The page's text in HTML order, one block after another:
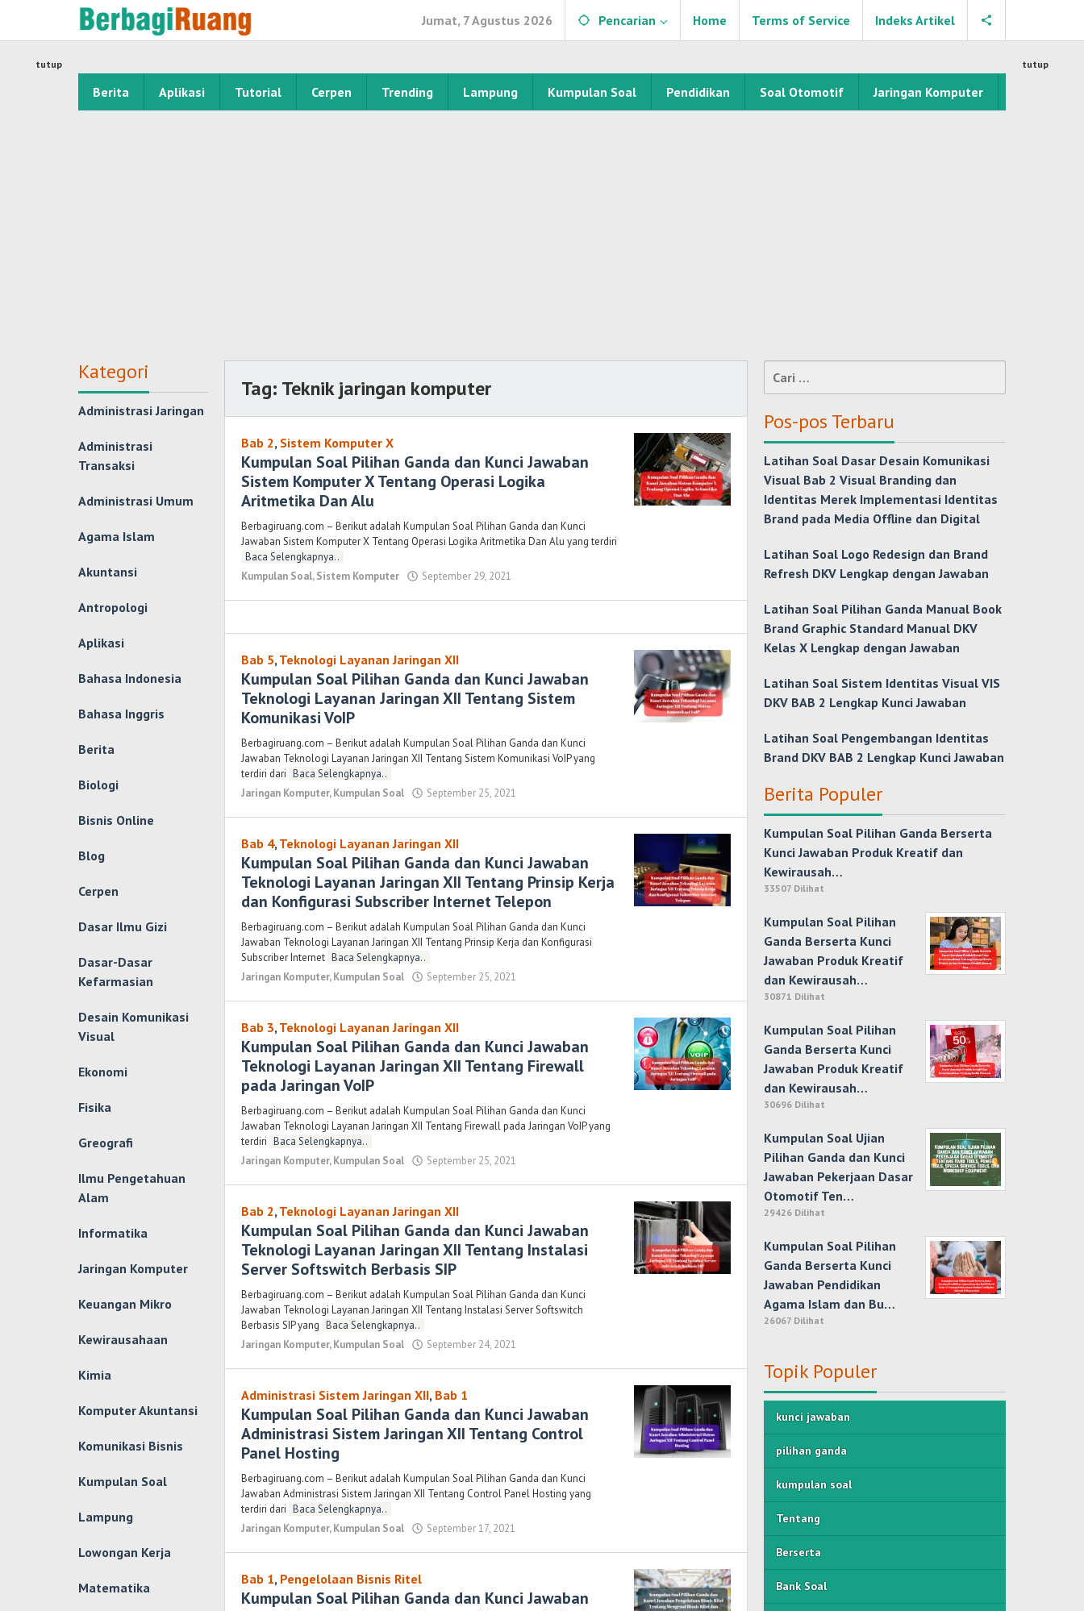
Jumat, 7 Agustus 2026 Pencarian Home Terms of Service Indeks Artikel
Berita Aplikasi Tutorial Cerpen Trending Lampung Kumpulan Soal Pendidikan Soal Otomotif Jaringan Komputer
tutup tutup
Kategori
Administrasi Jaringan
Administrasi
Transaksi
Administrasi Umum
Agama Islam
Akuntansi
Antropologi
Aplikasi
Bahasa Indonesia
Bahasa Inggris
Berita
Biologi
Bisnis Online
Blog
Cerpen
Dasar Ilmu Gizi
Dasar-Dasar
Kefarmasian
Desain Komunikasi
Visual
Ekonomi
Fisika
Greografi
Ilmu Pengetahuan
Alam
Informatika
Jaringan Komputer
Keuangan Mikro
Kewirausahaan
Kimia
Komputer Akuntansi
Komunikasi Bisnis
Kumpulan Soal
Lampung
Lowongan Kerja
Matematika
Tag: Teknik jaringan komputer
Bab 2, Sistem Komputer X
Kumpulan Soal Pilihan Ganda dan Kunci Jawaban
Sistem Komputer X Tentang Operasi Logika
Aritmetika Dan Alu
Berbagiruang.com – Berikut adalah Kumpulan Soal Pilihan Ganda dan Kunci
Jawaban Sistem Komputer X Tentang Operasi Logika Aritmetika Dan Alu yang terdiri
Baca Selengkapnya..
Kumpulan Soal,Sistem Komputer September 29, 2021
Bab 5, Teknologi Layanan Jaringan XII
Kumpulan Soal Pilihan Ganda dan Kunci Jawaban
Teknologi Layanan Jaringan XII Tentang Sistem
Komunikasi VoIP
Berbagiruang.com – Berikut adalah Kumpulan Soal Pilihan Ganda dan Kunci
Jawaban Teknologi Layanan Jaringan XII Tentang Sistem Komunikasi VoIP yang
terdiri dari Baca Selengkapnya..
Jaringan Komputer,Kumpulan Soal September 25, 2021
Bab 4, Teknologi Layanan Jaringan XII
Kumpulan Soal Pilihan Ganda dan Kunci Jawaban
Teknologi Layanan Jaringan XII Tentang Prinsip Kerja
dan Konfigurasi Subscriber Internet Telepon
Berbagiruang.com – Berikut adalah Kumpulan Soal Pilihan Ganda dan Kunci
Jawaban Teknologi Layanan Jaringan XII Tentang Prinsip Kerja dan Konfigurasi
Subscriber Internet Baca Selengkapnya..
Jaringan Komputer,Kumpulan Soal September 25, 2021
Bab 3, Teknologi Layanan Jaringan XII
Kumpulan Soal Pilihan Ganda dan Kunci Jawaban
Teknologi Layanan Jaringan XII Tentang Firewall
pada Jaringan VoIP
Berbagiruang.com – Berikut adalah Kumpulan Soal Pilihan Ganda dan Kunci
Jawaban Teknologi Layanan Jaringan XII Tentang Firewall pada Jaringan VoIP yang
terdiri Baca Selengkapnya..
Jaringan Komputer,Kumpulan Soal September 25, 2021
Bab 2, Teknologi Layanan Jaringan XII
Kumpulan Soal Pilihan Ganda dan Kunci Jawaban
Teknologi Layanan Jaringan XII Tentang Instalasi
Server Softswitch Berbasis SIP
Berbagiruang.com – Berikut adalah Kumpulan Soal Pilihan Ganda dan Kunci
Jawaban Teknologi Layanan Jaringan XII Tentang Instalasi Server Softswitch
Berbasis SIP yang Baca Selengkapnya..
Jaringan Komputer,Kumpulan Soal September 24, 2021
Administrasi Sistem Jaringan XII, Bab 1
Kumpulan Soal Pilihan Ganda dan Kunci Jawaban
Administrasi Sistem Jaringan XII Tentang Control
Panel Hosting
Berbagiruang.com – Berikut adalah Kumpulan Soal Pilihan Ganda dan Kunci
Jawaban Administrasi Sistem Jaringan XII Tentang Control Panel Hosting yang
terdiri dari Baca Selengkapnya..
Jaringan Komputer,Kumpulan Soal September 17, 2021
Bab 1, Pengelolaan Bisnis Ritel
Kumpulan Soal Pilihan Ganda dan Kunci Jawaban
Cari
untuk:
Pos-pos Terbaru
Latihan Soal Dasar Desain Komunikasi
Visual Bab 2 Visual Branding dan
Identitas Merek Implementasi Identitas
Brand pada Media Offline dan Digital
Latihan Soal Logo Redesign dan Brand
Refresh DKV Lengkap dengan Jawaban
Latihan Soal Pilihan Ganda Manual Book
Brand Graphic Standard Manual DKV
Kelas X Lengkap dengan Jawaban
Latihan Soal Sistem Identitas Visual VIS
DKV BAB 2 Lengkap Kunci Jawaban
Latihan Soal Pengembangan Identitas
Brand DKV BAB 2 Lengkap Kunci Jawaban
Berita Populer
Kumpulan Soal Pilihan Ganda Berserta
Kunci Jawaban Produk Kreatif dan
Kewirausah…
33507 Dilihat
Kumpulan Soal Pilihan
Ganda Berserta Kunci
Jawaban Produk Kreatif
dan Kewirausah…
30871 Dilihat
Kumpulan Soal Pilihan
Ganda Berserta Kunci
Jawaban Produk Kreatif
dan Kewirausah…
30696 Dilihat
Kumpulan Soal Ujian
Pilihan Ganda dan Kunci
Jawaban Pekerjaan Dasar
Otomotif Ten…
29426 Dilihat
Kumpulan Soal Pilihan
Ganda Berserta Kunci
Jawaban Pendidikan
Agama Islam dan Bu…
26067 Dilihat
Topik Populer
kunci jawaban
pilihan ganda
kumpulan soal
Tentang
Berserta
Bank Soal